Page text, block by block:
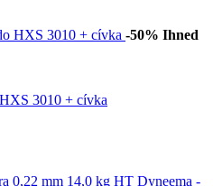
-50% Ihned
3010 + cívka